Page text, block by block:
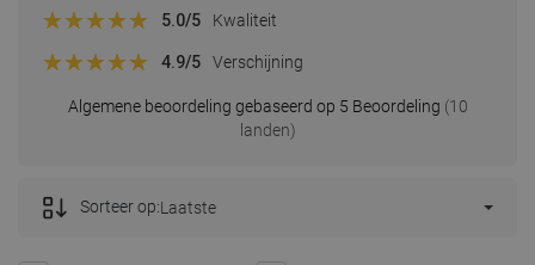
Algemene beoordeling gebaseerd op 5 Beoordeling (10
landen)
5.0/5 Kwaliteit
4.9/5 Verschijning
Sorteer op:Laatste